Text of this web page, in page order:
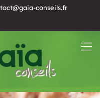
conseils.fr